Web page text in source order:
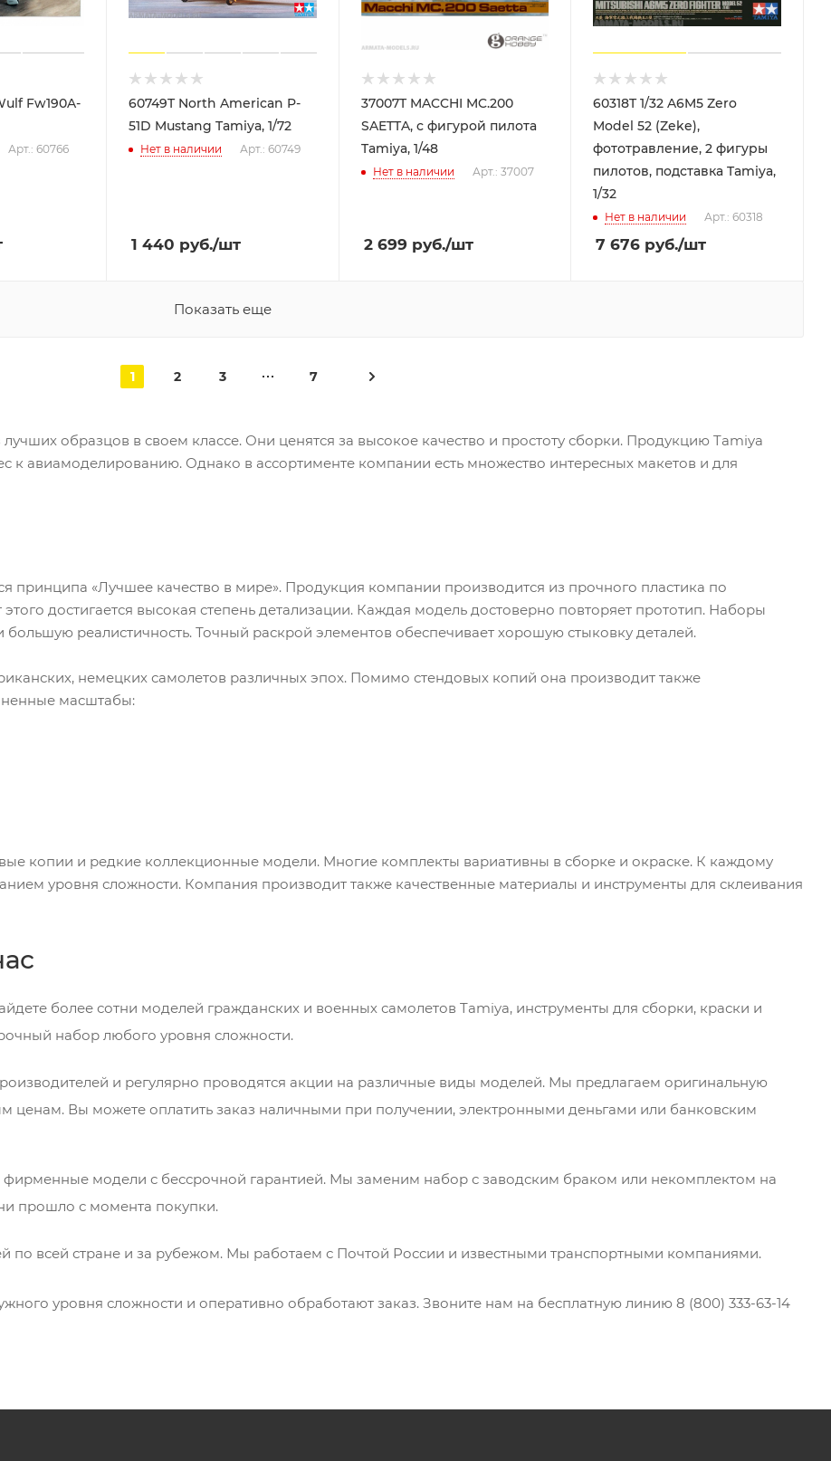
Fw190A-
Арт.: 60766
60749T North American P-
51D Mustang Tamiya, 1/72
Нет в наличии Арт.: 60749
1 440 руб./шт
37007T MACCHI MC.200
SAETTA, с фигурой пилота
Tamiya, 1/48
Нет в наличии Арт.: 37007
2 699руб./шт
60318T 1/32 A6M5 Zero
Model 52 (Zeke),
фототравление, 2 фигуры
пилотов, подставка Tamiya,
1/32
Нет в наличии Арт.: 60318
7 676 руб./шт
Показать еще
1 2 3 7
образцов в своем классе. Они ценятся за высокое качество и простоту сборки. Продукцию Tamiya
к авиамоделированию. Однако в ассортименте компании есть множество интересных макетов и для
принципа «Лучшее качество в мире». Продукция компании производится из прочного пластика по
достигается высокая степень детализации. Каждая модель достоверно повторяет прототип. Наборы
реалистичность. Точный раскрой элементов обеспечивает хорошую стыковку деталей.
немецких самолетов различных эпох. Помимо стендовых копий она производит также
масштабы:
копии и редкие коллекционные модели. Многие комплекты вариативны в сборке и окраске. К каждому
уровня сложности. Компания производит также качественные материалы и инструменты для склеивания
более сотни моделей гражданских и военных самолетов Tamiya, инструменты для сборки, краски и
набор любого уровня сложности.
и регулярно проводятся акции на различные виды моделей. Мы предлагаем оригинальную
ценам. Вы можете оплатить заказ наличными при получении, электронными деньгами или банковским
модели с бессрочной гарантией. Мы заменим набор с заводским браком или некомплектом на
прошло с момента покупки.
по всей стране и за рубежом. Мы работаем с Почтой России и известными транспортными компаниями.
уровня сложности и оперативно обработают заказ. Звоните нам на бесплатную линию 8 (800) 333-63-14